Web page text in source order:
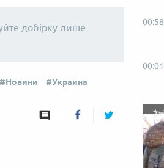
добірку лише
Новини Украина
00:58
00:01